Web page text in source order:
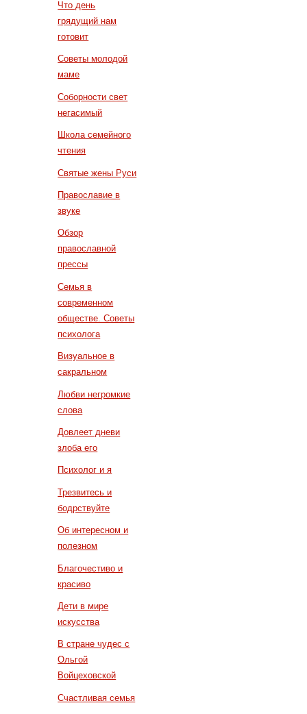
Что день
грядущий нам
готовит
Советы молодой
маме
Соборности свет
негасимый
Школа семейного
чтения
Святые жены Руси
Православие в
звуке
Обзор
православной
прессы
Семья в
современном
обществе. Советы
психолога
Визуальное в
сакральном
Любви негромкие
слова
Довлеет дневи
злоба его
Психолог и я
Трезвитесь и
бодрствуйте
Об интересном и
полезном
Благочестиво и
красиво
Дети в мире
искусства
В стране чудес с
Ольгой
Войцеховской
Счастливая семья